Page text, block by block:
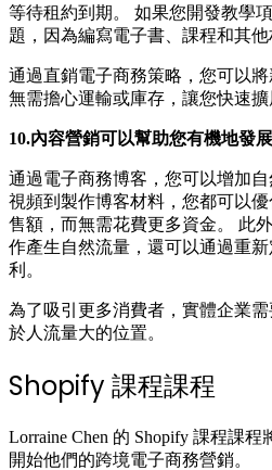
等待租約到期。 如果您開發教學
題，因為編寫電子書、課程和其他
通過直銷電子商務策略，您可以
無需擔心運輸或庫存，讓您快速擴
10.內容營銷可以幫助您有機地發
通過電子商務博客，您可以增加
視頻到製作博客材料，您都可以
售額，而無需花費更多資金。 此
作產生自然流量，還可以通過重
利。
為了吸引更多消費者，實體企業
於人流量大的位置。
Shopify 課程課程
Lorraine Chen 的 Shopify 課程課程
開始他們的跨境電子商務營銷。